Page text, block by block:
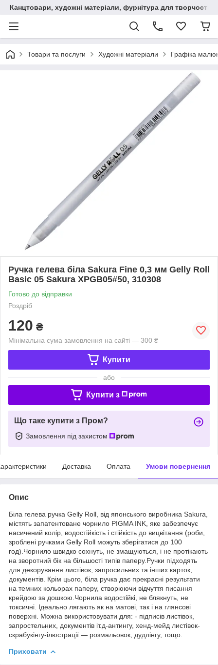
Канцтовари, художні матеріали, фурнітура для творчості
Товари та послуги Художні матеріали Графіка
Ручка гелева біла Sakura Fine 0,3 мм Gelly Roll
Basic 05 Sakura XPGB05#50, 310308
Готово до відправки
Роздріб
120 ₴
Мінімальна сума замовлення на сайті — 300 ₴
Купити
або
Купити з
Що таке купити з Пром?
Замовлення під захистом
Доставка Оплата Умови повернення
Опис
Біла гелева ручка Gelly Roll, від японського виробника Sakura,
містять запатентоване чорнило PIGMA INK, яке забезпечує
насичений колір, водостійкість і стійкість до вицвітання (роби,
зроблені ручками Gelly Roll можуть зберігатися до 100
год).Чорнило швидко сохнуть, не змащуються, і не протікають
на зворотний бік на більшості типів паперу.Ручки підходять
для декорування листівок, запросильних та інших карток,
документів. Крім цього, біла ручка дає прекрасні результати
на темних кольорах паперу, створюючи відчуття писання
крейдою за дошкою.Чорнила водостійкі, не блякнуть, не
токсичні. Ідеально лягають як на матові, так і на глянсові
поверхні. Можна використовувати для: - підписів листівок,
запростельних, документів іт.д-антингу, хенд-мейд листівок-
скрабукінгу-ілюстрації — розмальовок, дудлінгу, тощо.
Приховати